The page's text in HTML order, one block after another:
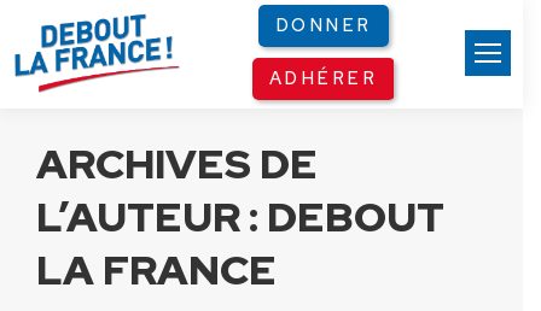
DONNER
ADHÉRER
ARCHIVES DE
L’AUTEUR : DEBOUT
LA FRANCE
Panneau de gestion des cookies